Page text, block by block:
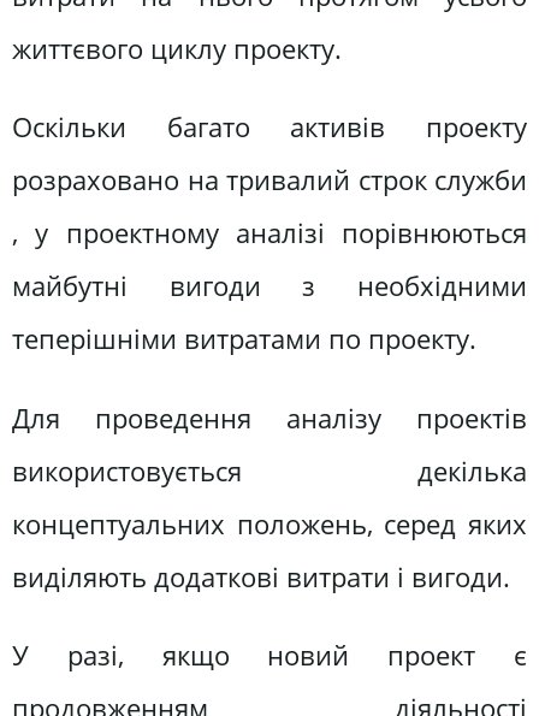
життєвого циклу проекту.
Оскільки багато активів проекту
розраховано на тривалий строк служби
, у проектному аналізі порівнюються
майбутні вигоди з необхідними
теперішніми витратами по проекту.
Для проведення аналізу проектів
використовується декілька
концептуальних положень, серед яких
виділяють додаткові витрати і вигоди.
У разі, якщо новий проект є
продовженням діяльності